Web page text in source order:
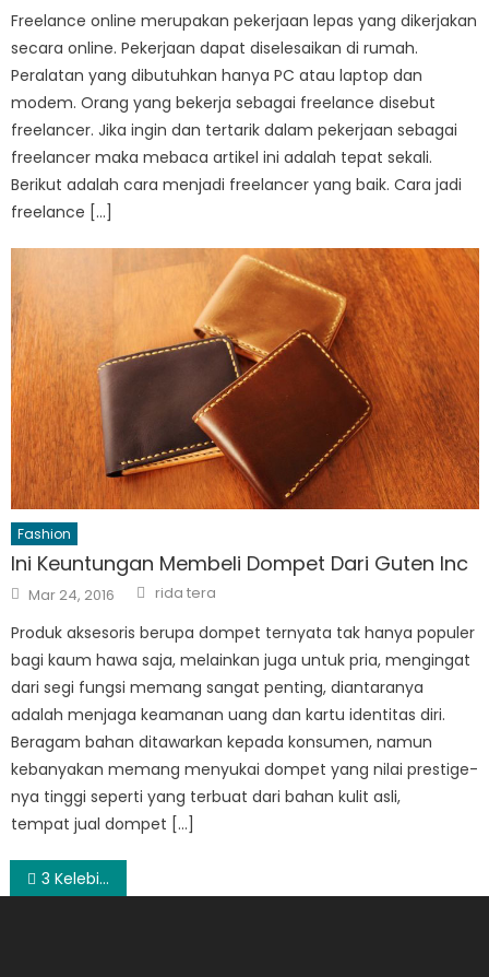
Freelance online merupakan pekerjaan lepas yang dikerjakan
secara online. Pekerjaan dapat diselesaikan di rumah.
Peralatan yang dibutuhkan hanya PC atau laptop dan
modem. Orang yang bekerja sebagai freelance disebut
freelancer. Jika ingin dan tertarik dalam pekerjaan sebagai
freelancer maka mebaca artikel ini adalah tepat sekali.
Berikut adalah cara menjadi freelancer yang baik. Cara jadi
freelance […]
Fashion
Ini Keuntungan Membeli Dompet Dari Guten Inc
Posted
on
Mar 24, 2016 Author
rida tera
Produk aksesoris berupa dompet ternyata tak hanya populer
bagi kaum hawa saja, melainkan juga untuk pria, mengingat
dari segi fungsi memang sangat penting, diantaranya
adalah menjaga keamanan uang dan kartu identitas diri.
Beragam bahan ditawarkan kepada konsumen, namun
kebanyakan memang menyukai dompet yang nilai prestige-
nya tinggi seperti yang terbuat dari bahan kulit asli,
tempat jual dompet […]
Post
3 Kelebihan Produk Asuransi Mobil Total Loss Only